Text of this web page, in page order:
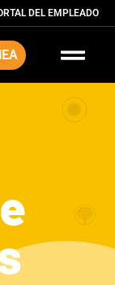
DEL EMPLEADO